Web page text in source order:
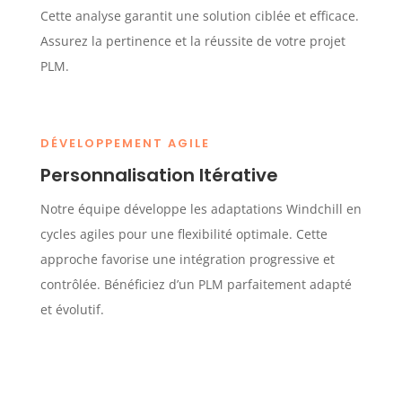
Cette analyse garantit une solution ciblée et efficace.
Assurez la pertinence et la réussite de votre projet
PLM.
DÉVELOPPEMENT AGILE
Personnalisation Itérative
Notre équipe développe les adaptations Windchill en
cycles agiles pour une flexibilité optimale. Cette
approche favorise une intégration progressive et
contrôlée. Bénéficiez d’un PLM parfaitement adapté
et évolutif.